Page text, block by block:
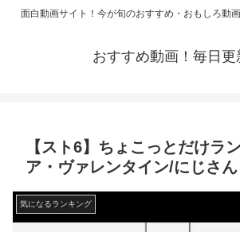
面白動画サイト！今が旬のおすすめ・おもしろ動
おすすめ動画！毎日更
【スト6】ちょこっとだけラ
ア・ヴァレンタイン/にじさん
気になるランキング